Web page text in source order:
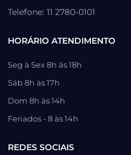
Telefone: 11 2780-0101
HORÁRIO ATENDIMENTO
Seg à Sex 8h às 18h
Sáb 8h às 17h
Dom 8h às 14h
Feriados - 8 às 14h
REDES SOCIAIS